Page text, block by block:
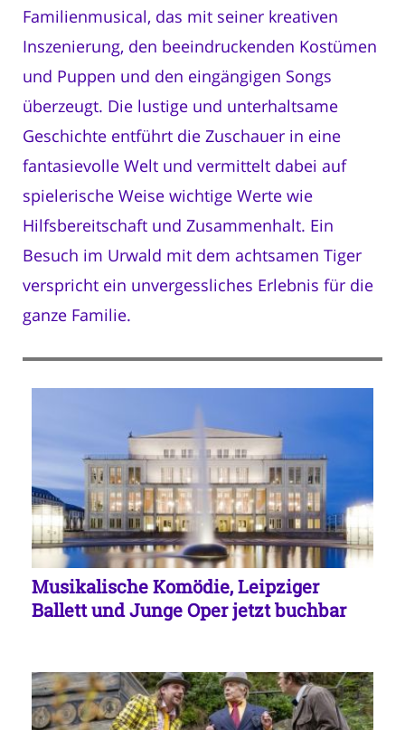
Familienmusical, das mit seiner kreativen
Inszenierung, den beeindruckenden Kostümen
und Puppen und den eingängigen Songs
überzeugt. Die lustige und unterhaltsame
Geschichte entführt die Zuschauer in eine
fantasievolle Welt und vermittelt dabei auf
spielerische Weise wichtige Werte wie
Hilfsbereitschaft und Zusammenhalt. Ein
Besuch im Urwald mit dem achtsamen Tiger
verspricht ein unvergessliches Erlebnis für die
ganze Familie.
Musikalische Komödie, Leipziger
Ballett und Junge Oper jetzt buchbar